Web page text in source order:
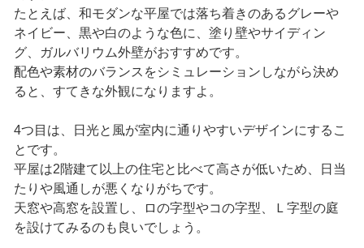
たとえば、和モダンな平屋では落ち着きのあるグレーや
ネイビー、黒や白のような色に、塗り壁やサイディン
グ、ガルバリウム外壁がおすすめです。
配色や素材のバランスをシミュレーションしながら決め
ると、すてきな外観になりますよ。
4つ目は、日光と風が室内に通りやすいデザインにするこ
とです。
平屋は2階建て以上の住宅と比べて高さが低いため、日当
たりや風通しが悪くなりがちです。
天窓や高窓を設置し、ロの字型やコの字型、Ｌ字型の庭
を設けてみるのも良いでしょう。